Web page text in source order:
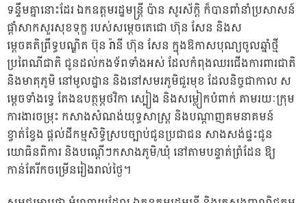
ទន្ទឹមគ្នានោះដែរ ឯកឧត្តមរដ្ឋមន្ត្រី ប៉ាន សូរស័ក្តិ ក៏បានពាំនាំប្រសាសន៍
ផ្តាំសាកសួរសុខទុក្ខ របស់សម្តេចតេជោ ហ៊ុន សែន និងស
ម្តេចគតិព្រឹទ្ធបណ្ឌិត ប៊ុន រ៉ានី ហ៊ុន សែន ក្នុងឱកាសបុណ្យចូលឆ្នាំថ្មី
ប្រពៃណីជាតិ ជូនដល់កងទ័ពទាំងអស់ ដែលកំពុងឈរជើងការពារជាតិ
និងមាតុភូមិ នៅមូលដ្ឋាន និងនៅសមរភូមិជួរមុខ ដែលនិច្ចជាកាល ស
ម្តេចទាំងទ្វេ តែងឧបត្ថម្ភថវិកា ស្បៀង និងសម្លៀកបំពាក់ តាមរយៈក្រុម
ការងារចម្រុះ កសាងសំណង់យុទ្ធសាស្ត្រ និងបណ្តាញគមនាគមន៍
ខ្វាត់ខ្វែង ផ្តល់ដីកម្មសិទ្ធិស្របច្បាប់ជូនប្រជាជន សាងសង់ផ្ទះជូន
យោធិនពិការ និងបណ្តើៗកសាងភូមិ/ឃុំ នៅតាមបន្ទាត់ព្រំដែន ឱ្យ
កាន់តែរីកចម្រើនរៀងរាល់ថ្ងៃ។